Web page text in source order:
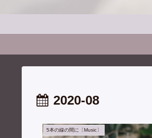
2020-08
5本の線の間に〔Music〕